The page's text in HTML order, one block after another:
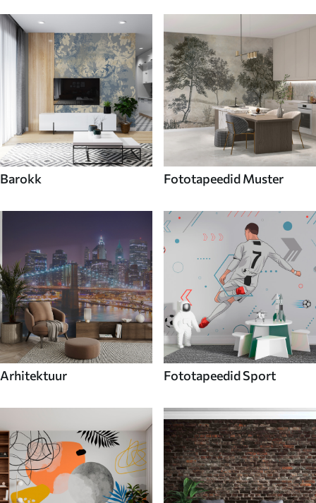
Barokk Fototapeedid Muster
Arhitektuur Fototapeedid Sport